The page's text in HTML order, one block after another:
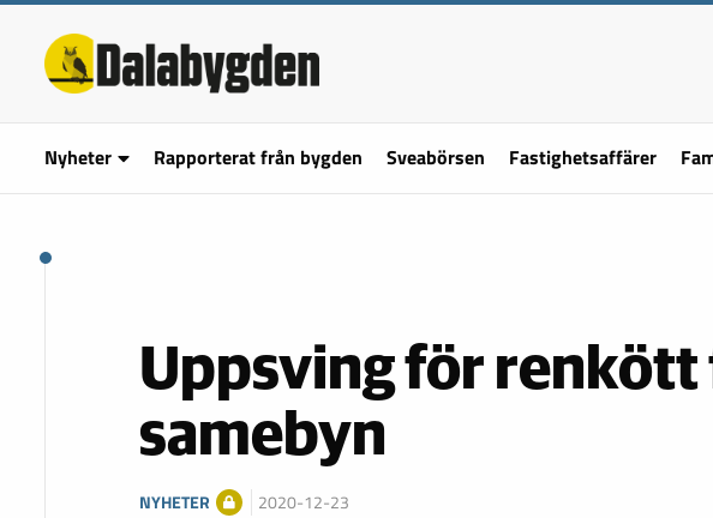
Nyheter Rapporterat från bygden Sveabörsen Fastighetsaffärer
Uppsving för renkött
samebyn
NYHETER 2020-12-23